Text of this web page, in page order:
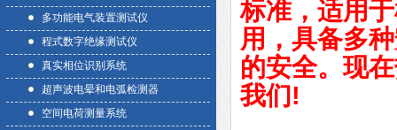
多功能电气装置测试仪
程式数字绝缘测试仪
真实相位识别系统
超声波电晕和电弧检测器
空间电荷测量系统
标准，适用
用，具备多
的安全。现
我们!